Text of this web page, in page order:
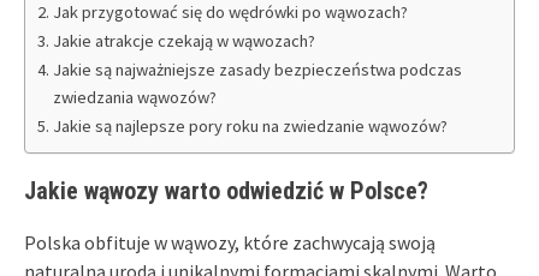
Jak przygotować się do wędrówki po wąwozach?
Jakie atrakcje czekają w wąwozach?
Jakie są najważniejsze zasady bezpieczeństwa podczas
zwiedzania wąwozów?
Jakie są najlepsze pory roku na zwiedzanie wąwozów?
Jakie wąwozy warto odwiedzić w Polsce?
Polska obfituje w wąwozy, które zachwycają swoją